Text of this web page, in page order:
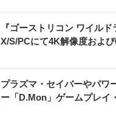
『ゴーストリコン ワイル
X/S/PCにて4K解像度およ
プラズマ・セイバーやパワ
ー「D.Mon」ゲームプレイ